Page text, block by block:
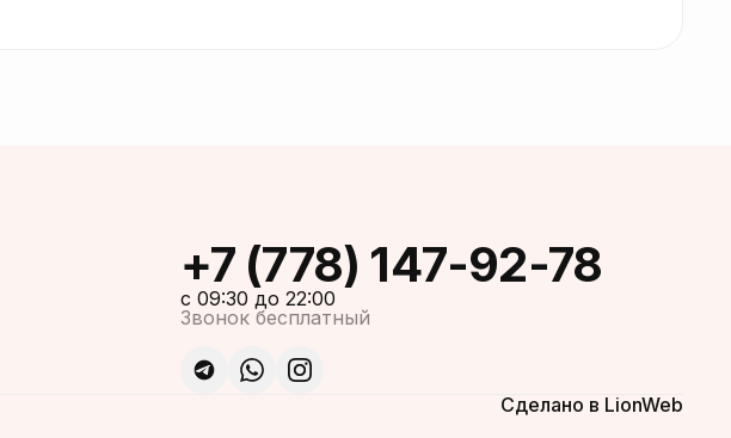
+7 (778) 147-92-78
c 09:30 до 22:00
Звонок бесплатный
Сделано в LionWeb